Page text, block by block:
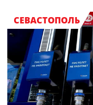
СЕВАСТОПОЛЬ